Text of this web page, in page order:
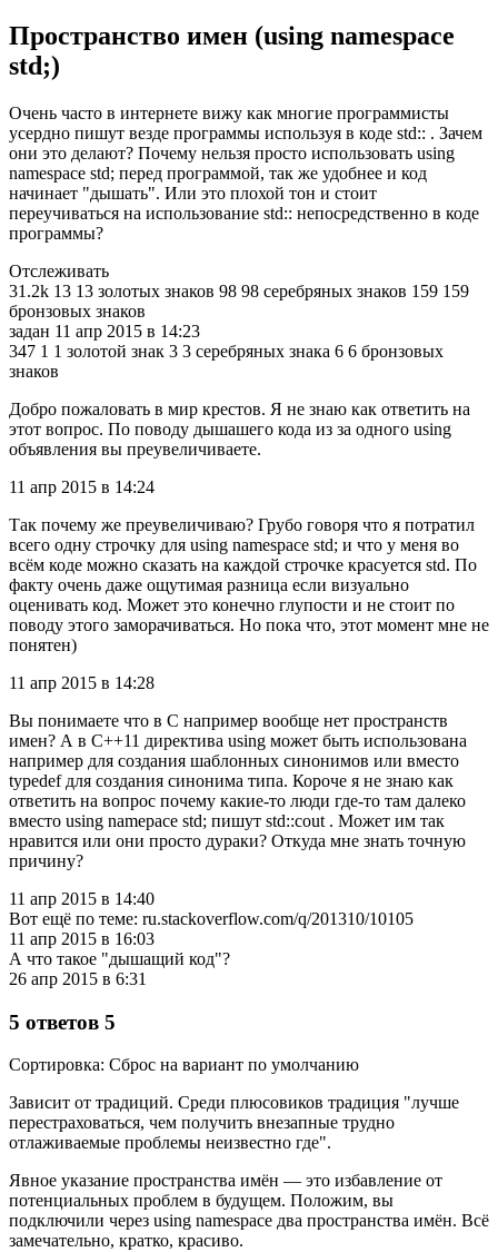
Пространство имен (using namespace
std;)
Очень часто в интернете вижу как многие программисты
усердно пишут везде программы используя в коде std:: . Зачем
они это делают? Почему нельзя просто использовать using
namespace std; перед программой, так же удобнее и код
начинает "дышать". Или это плохой тон и стоит
переучиваться на использование std:: непосредственно в коде
программы?
Отслеживать
31.2k 13 13 золотых знаков 98 98 серебряных знаков 159 159
бронзовых знаков
задан 11 апр 2015 в 14:23
347 1 1 золотой знак 3 3 серебряных знака 6 6 бронзовых
знаков
Добро пожаловать в мир крестов. Я не знаю как ответить на
этот вопрос. По поводу дышашего кода из за одного using
объявления вы преувеличиваете.
11 апр 2015 в 14:24
Так почему же преувеличиваю? Грубо говоря что я потратил
всего одну строчку для using namespace std; и что у меня во
всём коде можно сказать на каждой строчке красуется std. По
факту очень даже ощутимая разница если визуально
оценивать код. Может это конечно глупости и не стоит по
поводу этого заморачиваться. Но пока что, этот момент мне не
понятен)
11 апр 2015 в 14:28
Вы понимаете что в C например вообще нет пространств
имен? А в С++11 директива using может быть использована
например для создания шаблонных синонимов или вместо
typedef для создания синонима типа. Короче я не знаю как
ответить на вопрос почему какие-то люди где-то там далеко
вместо using namepace std; пишут std::cout . Может им так
нравится или они просто дураки? Откуда мне знать точную
причину?
11 апр 2015 в 14:40
Вот ещё по теме: ru.stackoverflow.com/q/201310/10105
11 апр 2015 в 16:03
А что такое "дышащий код"?
26 апр 2015 в 6:31
5 ответов 5
Сортировка: Сброс на вариант по умолчанию
Зависит от традиций. Среди плюсовиков традиция "лучше
перестраховаться, чем получить внезапные трудно
отлаживаемые проблемы неизвестно где".
Явное указание пространства имён — это избавление от
потенциальных проблем в будущем. Положим, вы
подключили через using namespace два пространства имён. Всё
замечательно, кратко, красиво.